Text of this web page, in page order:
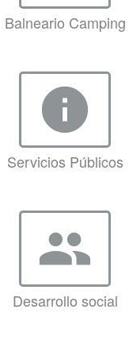
Balneario Camping
info
Servicios Públicos
group
Desarrollo social